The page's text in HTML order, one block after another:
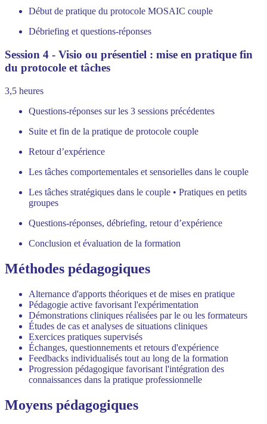
Début de pratique du protocole MOSAIC couple
Débriefing et questions-réponses
Session 4 - Visio ou présentiel : mise en pratique fin
du protocole et tâches
3,5 heures
Questions-réponses sur les 3 sessions précédentes
Suite et fin de la pratique de protocole couple
Retour d’expérience
Les tâches comportementales et sensorielles dans le couple
Les tâches stratégiques dans le couple • Pratiques en petits
groupes
Questions-réponses, débriefing, retour d’expérience
Conclusion et évaluation de la formation
Méthodes pédagogiques
Alternance d'apports théoriques et de mises en pratique
Pédagogie active favorisant l'expérimentation
Démonstrations cliniques réalisées par le ou les formateurs
Études de cas et analyses de situations cliniques
Exercices pratiques supervisés
Échanges, questionnements et retours d'expérience
Feedbacks individualisés tout au long de la formation
Progression pédagogique favorisant l'intégration des
connaissances dans la pratique professionnelle
Moyens pédagogiques